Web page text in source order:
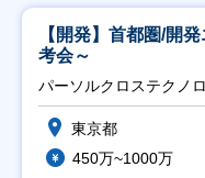
【開発】首都圏/開
考会～
パーソルクロステクノ
東京都
450万~1000万